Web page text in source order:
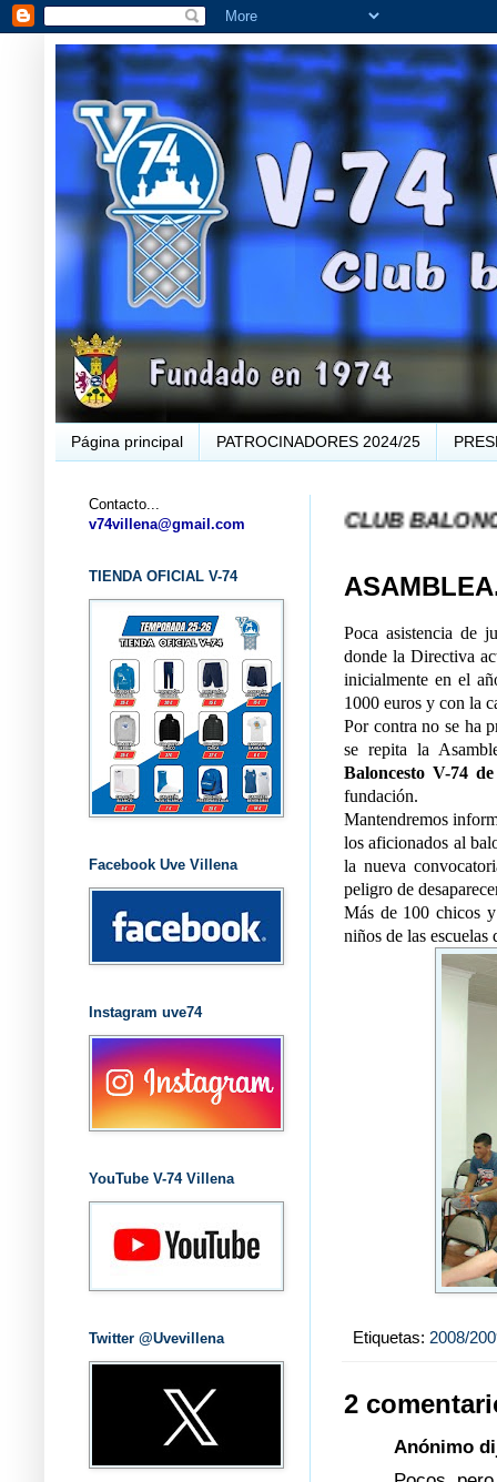
Página principal PATROCINADORES 2024/25
... CLUB
Poca asistencia de
donde la Directiva
inicialmente en el
1000 euros y con la
Por contra no se ha
se repita la
Baloncesto V-74
fundación.
Mantendremos
los aficionados al
la nueva
peligro de
Más de 100 chicos
niños de las
Etiquetas: 2008/
2
Anónimo
Contacto...
v74villena@gmail.com
TIENDA OFICIAL V-74
Facebook Uve Villena
Instagram uve74
YouTube V-74 Villena
Twitter @Uvevillena